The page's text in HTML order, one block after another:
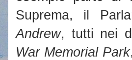
Suprema, il
Andrew, tutti nei
War Memorial Park